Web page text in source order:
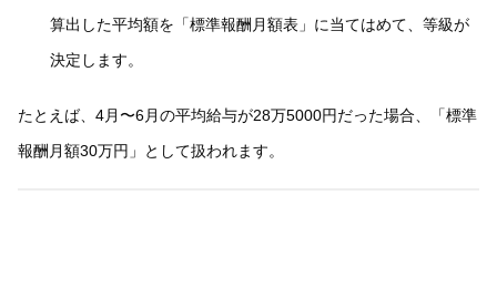
算出した平均額を「標準報酬月額表」に当てはめて、等級が
決定します。
たとえば、4月〜6月の平均給与が28万5000円だった場合、「標準
報酬月額30万円」として扱われます。